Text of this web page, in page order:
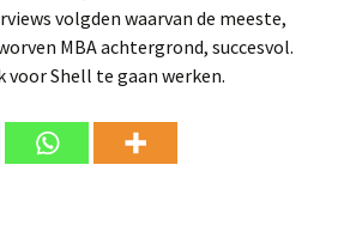
volgden waarvan de meeste,
MBA achtergrond, succesvol.
Shell te gaan werken.